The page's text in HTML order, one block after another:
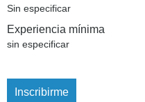
Sin especificar
Experiencia mínima
sin especificar
Inscribirme